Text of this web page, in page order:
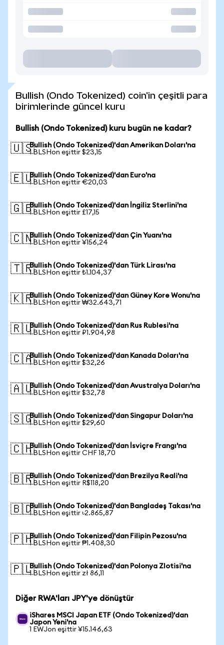
Bullish (Ondo Tokenized) coin'in çeşitli para
birimlerinde güncel kuru
Bullish (Ondo Tokenized) kuru bugün ne kadar?
🇺🇸Bullish (Ondo Tokenized)'dan Amerikan Doları'na
1 BLSHon eşittir $23,15
🇪🇺Bullish (Ondo Tokenized)'dan Euro'na
1 BLSHon eşittir €20,03
🇬🇧Bullish (Ondo Tokenized)'dan İngiliz Sterlini'na
1 BLSHon eşittir £17,15
🇨🇳Bullish (Ondo Tokenized)'dan Çin Yuanı'na
1 BLSHon eşittir ¥156,24
🇹🇷Bullish (Ondo Tokenized)'dan Türk Lirası'na
1 BLSHon eşittir ₺1.104,37
🇰🇷Bullish (Ondo Tokenized)'dan Güney Kore Wonu'na
1 BLSHon eşittir ₩32.643,71
🇷🇺Bullish (Ondo Tokenized)'dan Rus Rublesi'na
1 BLSHon eşittir ₽1.904,98
🇨🇦Bullish (Ondo Tokenized)'dan Kanada Doları'na
1 BLSHon eşittir $32,26
🇦🇺Bullish (Ondo Tokenized)'dan Avustralya Doları'na
1 BLSHon eşittir $32,78
🇸🇬Bullish (Ondo Tokenized)'dan Singapur Doları'na
1 BLSHon eşittir $29,60
🇨🇭Bullish (Ondo Tokenized)'dan İsviçre Frangı'na
1 BLSHon eşittir CHF 18,70
🇧🇷Bullish (Ondo Tokenized)'dan Brezilya Reali'na
1 BLSHon eşittir R$118,20
🇧🇩Bullish (Ondo Tokenized)'dan Bangladeş Takası'na
1 BLSHon eşittir ৳2.865,87
🇵🇭Bullish (Ondo Tokenized)'dan Filipin Pezosu'na
1 BLSHon eşittir ₱1.408,30
🇵🇱Bullish (Ondo Tokenized)'dan Polonya Zlotisi'na
1 BLSHon eşittir zł 86,11
Diğer RWA'ları JPY'ye dönüştür
iShares MSCI Japan ETF (Ondo Tokenized)'dan
Japon Yeni'na
1 EWJon eşittir ¥15.146,63